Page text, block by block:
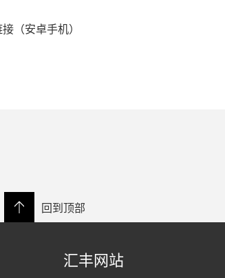
（安卓手机）
回到顶部
汇丰网站